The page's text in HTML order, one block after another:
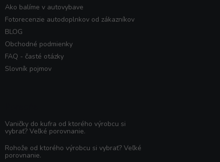
Ako balíme v autovybave
Fotorecenzie autodoplnkov od zákazníkov
BLOG
Obchodné podmienky
FAQ - časté otázky
Slovník pojmov
Vaničky do kufra od ktorého výrobcu si
vybrať? Veľké porovnanie.
Rohože od ktorého výrobcu si vybrať? Veľké
porovnanie.